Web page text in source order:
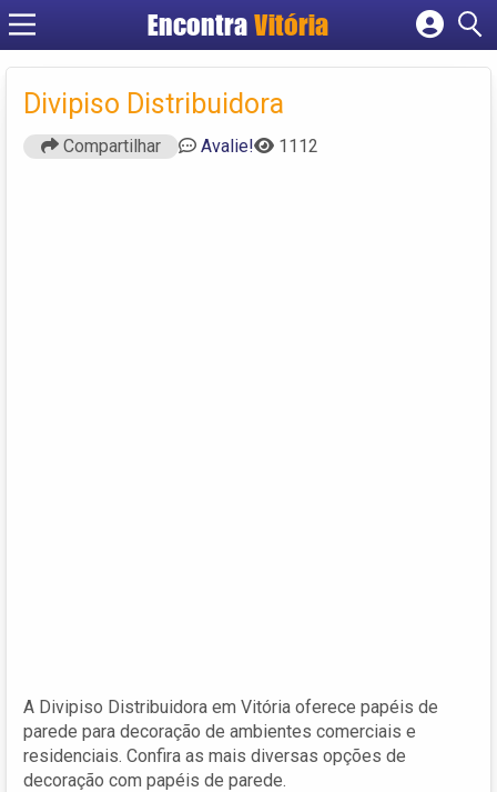
Encontra Vitória
Cadastrar empresa
Criar conta
Divipiso Distribuidora
Compartilhar Avalie! 1112
A Divipiso Distribuidora em Vitória oferece papéis de
parede para decoração de ambientes comerciais e
residenciais. Confira as mais diversas opções de
decoração com papéis de parede.